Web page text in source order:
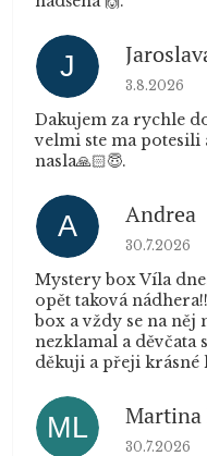
J
3.8.2026
Dakujem za rychle
velmi ste ma potesili
nasla🙏🏻😇.
A Andrea
30.7.2026
Mystery box Víla
opět taková
box a vždy se na něj
nezklamal a děvčata
děkuji a přeji krásné
ML Martina
30.7.2026